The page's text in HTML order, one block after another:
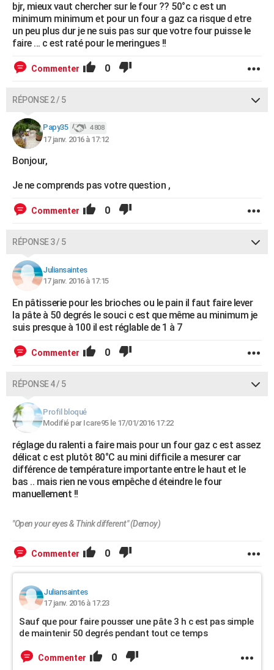
COPAINS D'AVANT
S'inscrire
Se connecter
Lycées
Collèges
Primaires
Universités
Entreprises
Service militaire
Avis de recherche
AVIS DE DÉCÈS
FORUM
bjr, mieux vaut chercher sur le four ?? 50°c c est un
minimum minimum et pour un four a gaz ca risque d etre
un peu plus dur je ne suis pas sur que votre four puisse le
faire ... c est raté pour le meringues !!
Commenter 0
RÉPONSE 2 / 5
Papy35 4 808
17 janv. 2016 à 17:12
Bonjour,
Je ne comprends pas votre question ,
Commenter 0
RÉPONSE 3 / 5
Juliansaintes
17 janv. 2016 à 17:15
En pâtisserie pour les brioches ou le pain il faut faire lever
la pâte à 50 degrés le souci c est que même au minimum je
suis presque à 100 il est réglable de 1 à 7
Commenter 0
RÉPONSE 4 / 5
Profil bloqué
Modifié par Icare95 le 17/01/2016 17:22
réglage du ralenti a faire mais pour un four gaz c est assez
délicat c est plutôt 80°C au mini difficile a mesurer car
différence de température importante entre le haut et le
bas .. mais rien ne vous empêche d éteindre le four
manuellement !!
"Open your eyes & Think different" (Demoy)
Commenter 0
Juliansaintes
17 janv. 2016 à 17:23
Sauf que pour faire pousser une pâte 3 h c est pas simple
de maintenir 50 degrés pendant tout ce temps
Commenter 0